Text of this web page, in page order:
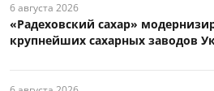
6 августа 2026
«Радеховский сахар»
крупнейших сахарных заводов